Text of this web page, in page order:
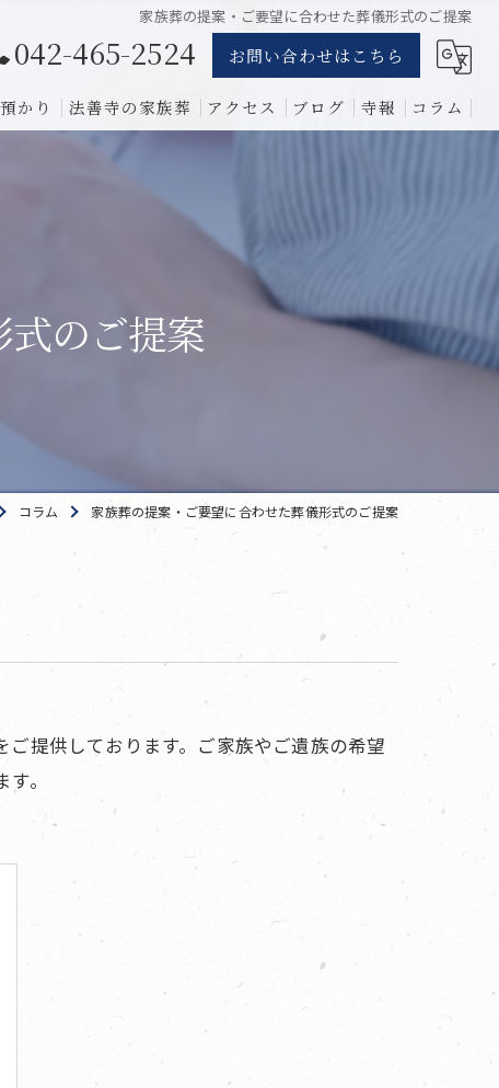
家族葬の提案・ご要望に合わせた葬儀形式のご提案
042-465-2524 お問い合わせはこちら
かり 法善寺の家族葬
1日葬
アクセス ブログ 寺報 コラム
のご提案
コラム 家族葬の提案・ご要望に合わせた葬儀形式のご提案
提供しております。ご家族やご遺族の希望
。